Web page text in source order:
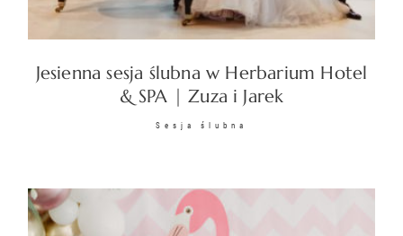
Jesienna sesja ślubna w Herbarium Hotel
& SPA | Zuza i Jarek
Sesja ślubna
©2026 COPYRIGHT
SUNSETSTORY.PL